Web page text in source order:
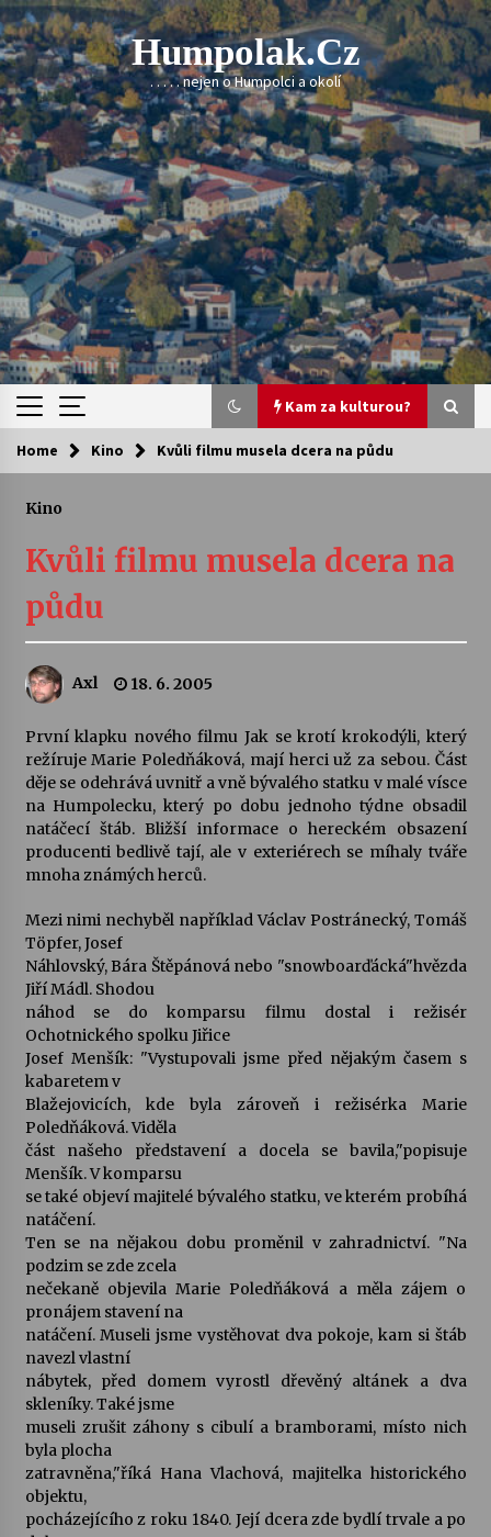
Skip
to
content
Humpolak.cz
. . . . . nejen o Humpolci a okolí
Kam za kulturou?
Kam za kulturou?
4. 8. 2026
kapkou
Veselí muzikanti
30. 7. 2026
Pozvánka na integrační festival Quijotova
šedesátka: 28. 7.–1. 8. 2026
28. 7. 2026
Letní koncerty ve Stromovce: Kolchoz a
28. 7. 2026
Votavžatský ploty
23. 7. 2026
Letní koncerty ve Stromovce: Rufus Miller
22. 7. 2026
17. 7. 2026
Ozvěny prázdnin
Za kulturou kousek za Humpolec. V Želivě ožije
13. 7. 2026
Varhanní recitál Michala Novenka v Klášteře
Home Kino Kvůli filmu musela dcera na půdu
Kino
Kvůli filmu musela dcera na
půdu
Axl 18. 6. 2005
První klapku nového filmu Jak se krotí krokodýli, který
režíruje Marie Poledňáková, mají herci už za sebou. Část
děje se odehrává uvnitř a vně bývalého statku v malé vísce
na Humpolecku, který po dobu jednoho týdne obsadil
natáčecí štáb. Bližší informace o hereckém obsazení
producenti bedlivě tají, ale v exteriérech se míhaly tváře
mnoha známých herců.
Mezi nimi nechyběl například Václav Postránecký, Tomáš
Töpfer, Josef
Náhlovský, Bára Štěpánová nebo "snowboarďácká"hvězda
Jiří Mádl. Shodou
náhod se do komparsu filmu dostal i režisér
Ochotnického spolku Jiřice
Josef Menšík: "Vystupovali jsme před nějakým časem s
kabaretem v
Blažejovicích, kde byla zároveň i režisérka Marie
Poledňáková. Viděla
část našeho představení a docela se bavila,"popisuje
Menšík. V komparsu
se také objeví majitelé bývalého statku, ve kterém probíhá
natáčení.
Ten se na nějakou dobu proměnil v zahradnictví. "Na
podzim se zde zcela
nečekaně objevila Marie Poledňáková a měla zájem o
pronájem stavení na
natáčení. Museli jsme vystěhovat dva pokoje, kam si štáb
navezl vlastní
nábytek, před domem vyrostl dřevěný altánek a dva
skleníky. Také jsme
museli zrušit záhony s cibulí a bramborami, místo nich
byla plocha
zatravněna,"říká Hana Vlachová, majitelka historického
objektu,
pocházejícího z roku 1840. Její dcera zde bydlí trvale a po